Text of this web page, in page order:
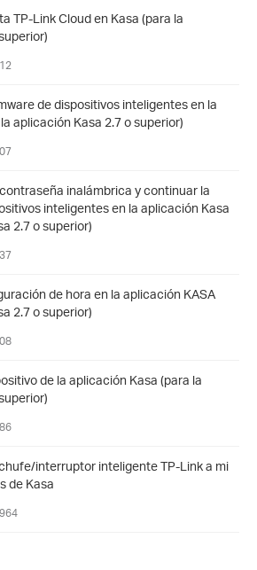
TP-Link Cloud en Kasa (para la
de dispositivos inteligentes en la
aplicación Kasa 2.7 o superior)
inalámbrica y continuar la
inteligentes en la aplicación Kasa
2.7 o superior)
de hora en la aplicación KASA
2.7 o superior)
de la aplicación Kasa (para la
interruptor inteligente TP-Link a mi
de Kasa